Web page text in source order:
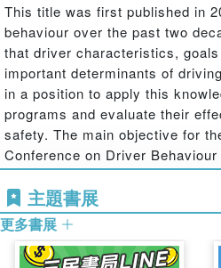
This title was first published in
behaviour over the past two
that driver characteristics,
important determinants of
in a position to apply this
programs and evaluate their
safety. The main objective for
Conference on Driver
book, is to describe and
field. The book bridges the gap
road safety, and theoreticians
behaviour from a number of
related disciplines. It will
主題書展
更多書展